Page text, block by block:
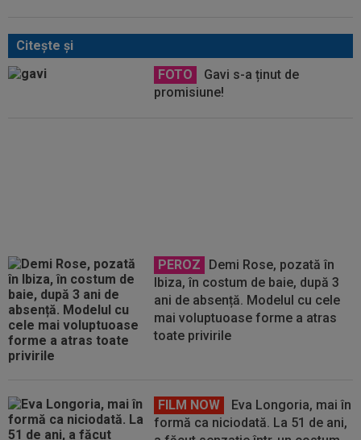
Citeşte şi
FOTO
Gavi s-a ținut de
promisiune!
PEROZ
Demi Rose, pozată în
Ibiza, în costum de baie, după 3
ani de absență. Modelul cu cele
mai voluptuoase forme a atras
toate privirile
FILM NOW
Eva Longoria, mai în
formă ca niciodată. La 51 de ani,